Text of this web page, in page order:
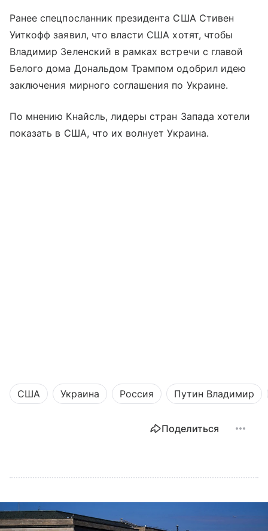
Ранее спецпосланник президента США Стивен
Уиткофф заявил, что власти США хотят, чтобы
Владимир Зеленский в рамках встречи с главой
Белого дома Дональдом Трампом одобрил идею
заключения мирного соглашения по Украине.
По мнению Кнайсль, лидеры стран Запада хотели
показать в США, что их волнует Украина.
США Украина Россия Путин Владимир
Поделиться